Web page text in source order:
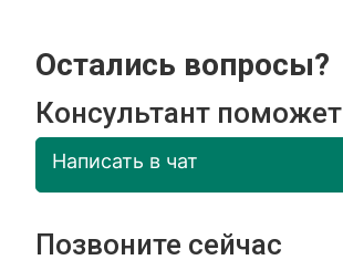
Остались вопросы?
Консультант поможет
Написать в чат
Позвоните сейчас